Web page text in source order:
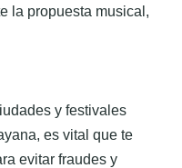
la propuesta musical,
y festivales
es vital que te
evitar fraudes y